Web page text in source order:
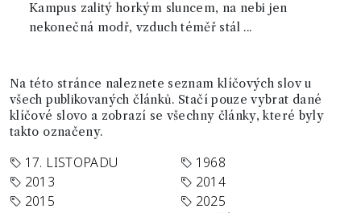
Kampus zalitý horkým sluncem, na nebi jen
nekonečná modř, vzduch téměř stál ...
Na této stránce naleznete seznam klíčových slov u
všech publikovaných článků. Stačí pouze vybrat dané
klíčové slovo a zobrazí se všechny články, které byly
takto označeny.
17. LISTOPADU
1968
2013
2014
2015
2025